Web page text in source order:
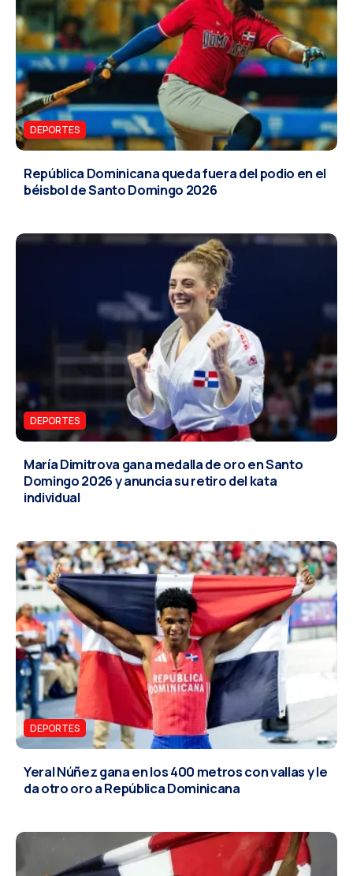
DEPORTES
República Dominicana queda fuera del podio en el
béisbol de Santo Domingo 2026
DEPORTES
María Dimitrova gana medalla de oro en Santo
Domingo 2026 y anuncia su retiro del kata
individual
DEPORTES
Yeral Núñez gana en los 400 metros con vallas y le
da otro oro a República Dominicana